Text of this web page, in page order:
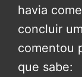
havia
concluir
comentou
que sabe: